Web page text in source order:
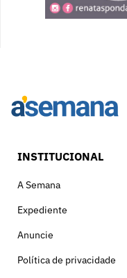
INSTITUCIONAL
A Semana
Expediente
Anuncie
Política de privacidade